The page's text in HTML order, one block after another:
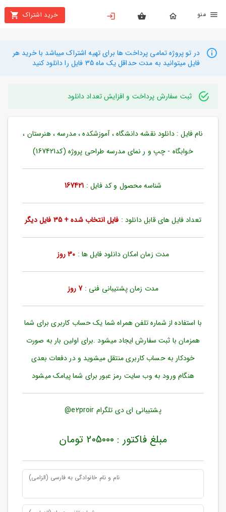
خرید اشتراک
بستن
محصولات
تهیه
راهنما
دانلود
خرید
ورود
به
بازیابی
رمز
مندی
ها
در تو پروژه تمامی پرداخت ها برای تهیه اشتراک میباشد با خرید هر
فایل میتوانید به مدت حداقل یک ماه 35 فایل را دانلود کنید
ثبت سفارش پرداخت و افزایش تعداد دانلود
نام فایل : دانلود نقشه دانشگاه ، آموزشکده ، مدرسه ، هنرستان ،
خوابگاه - چپ و ر نمای مدرسه طراحی پروژه (کد167421)
شناسه محصول و کد فایل : 167421
تعداد فایل های قابل دانلود : فایل انتخاب شده + 35 فایل دیگر
مدت زمان امکان دانلود فایل ها : 30 روز
مدت زمان پشتیبانی فنی :7 روز
با استفاده از شماره تلفن همراه شما یک حساب کاربری برای شما
همزمان با ثبت سفارش ایجاد میشود .برای اولین بار به صورت
خودکار به حساب کاربری منتقل میشوید و در دفعات بعدی
هنگام ورود به وب سایت رمز عبور برای شما پیامک میشود
پشتیبانی ای دی تلگرام e2proir@
مبلغ فاکتور : 205000 تومان
نام و نام خانوادگی به فارسی (الزامی)